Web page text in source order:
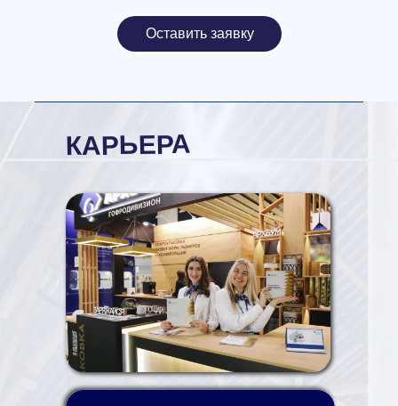
Оставить заявку
КАРЬЕРА